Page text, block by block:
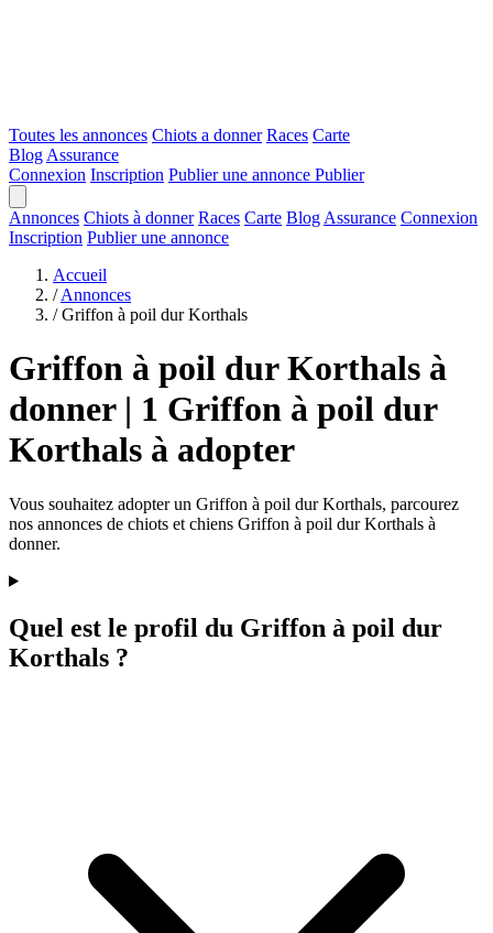
Toutes les annonces Chiots a donner Races Carte
Blog Assurance
Connexion Inscription Publier une annonce Publier
Annonces Chiots à donner Races Carte Blog Assurance Connexion
Inscription Publier une annonce
Accueil
/ Annonces
/ Griffon à poil dur Korthals
Griffon à poil dur Korthals à
donner | 1 Griffon à poil dur
Korthals à adopter
Vous souhaitez adopter un Griffon à poil dur Korthals, parcourez
nos annonces de chiots et chiens Griffon à poil dur Korthals à
donner.
Quel est le profil du Griffon à poil dur
Korthals ?